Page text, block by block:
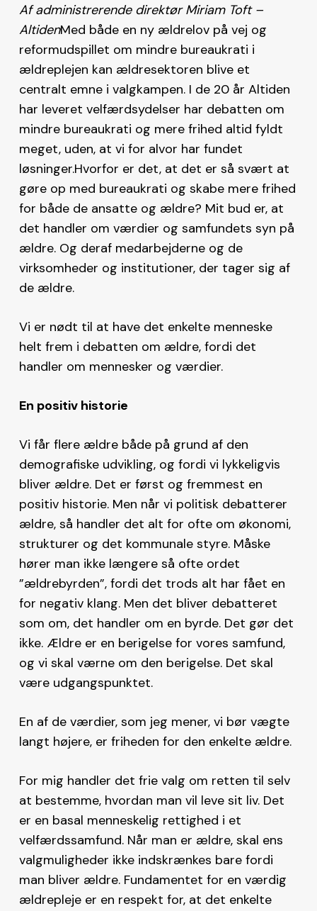
Af administrerende direktør Miriam Toft –
AltidenMed både en ny ældrelov på vej og
reformudspillet om mindre bureaukrati i
ældreplejen kan ældresektoren blive et
centralt emne i valgkampen. I de 20 år Altiden
har leveret velfærdsydelser har debatten om
mindre bureaukrati og mere frihed altid fyldt
meget, uden, at vi for alvor har fundet
løsninger.Hvorfor er det, at det er så svært at
gøre op med bureaukrati og skabe mere frihed
for både de ansatte og ældre? Mit bud er, at
det handler om værdier og samfundets syn på
ældre. Og deraf medarbejderne og de
virksomheder og institutioner, der tager sig af
de ældre.
Vi er nødt til at have det enkelte menneske
helt frem i debatten om ældre, fordi det
handler om mennesker og værdier.
En positiv historie
Vi får flere ældre både på grund af den
demografiske udvikling, og fordi vi lykkeligvis
bliver ældre. Det er først og fremmest en
positiv historie. Men når vi politisk debatterer
ældre, så handler det alt for ofte om økonomi,
strukturer og det kommunale styre. Måske
hører man ikke længere så ofte ordet
”ældrebyrden”, fordi det trods alt har fået en
for negativ klang. Men det bliver debatteret
som om, det handler om en byrde. Det gør det
ikke. Ældre er en berigelse for vores samfund,
og vi skal værne om den berigelse. Det skal
være udgangspunktet.
En af de værdier, som jeg mener, vi bør vægte
langt højere, er friheden for den enkelte ældre.
For mig handler det frie valg om retten til selv
at bestemme, hvordan man vil leve sit liv. Det
er en basal menneskelig rettighed i et
velfærdssamfund. Når man er ældre, skal ens
valgmuligheder ikke indskrænkes bare fordi
man bliver ældre. Fundamentet for en værdig
ældrepleje er en respekt for, at det enkelte